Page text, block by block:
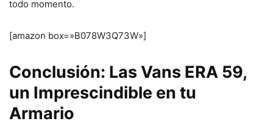
todo momento.
[amazon box=»B078W3Q73W»]
Conclusión: Las Vans ERA 59,
un Imprescindible en tu
Armario